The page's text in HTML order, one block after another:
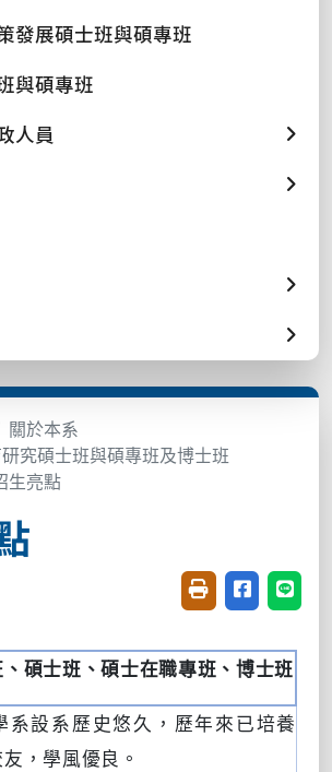
發展碩士班與碩專班
與碩專班
人員
關於本系
究碩士班與碩專班及博士班
生亮點
友善列印(開新視
分享至臉書
分享
碩士班、碩士在職專班、博士班
系設系歷史悠久，歷年來已培養
，學風優良。